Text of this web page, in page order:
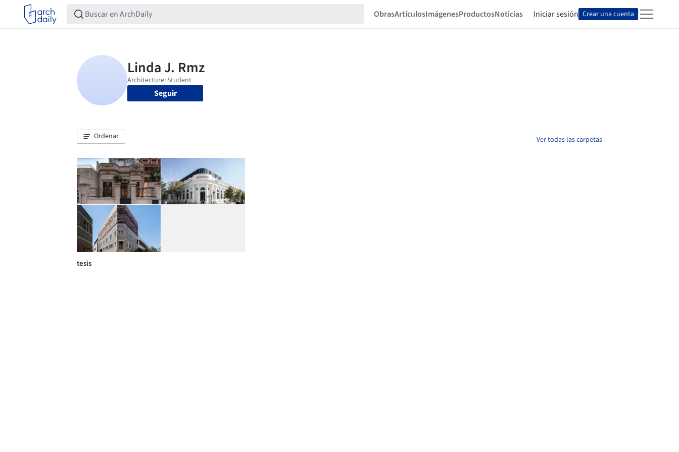
ObrasArtículosImágenesProductosNoticias Iniciar sesión Crear una cuenta
Seguir
Ordenar Ver todas las carpetas
tesis